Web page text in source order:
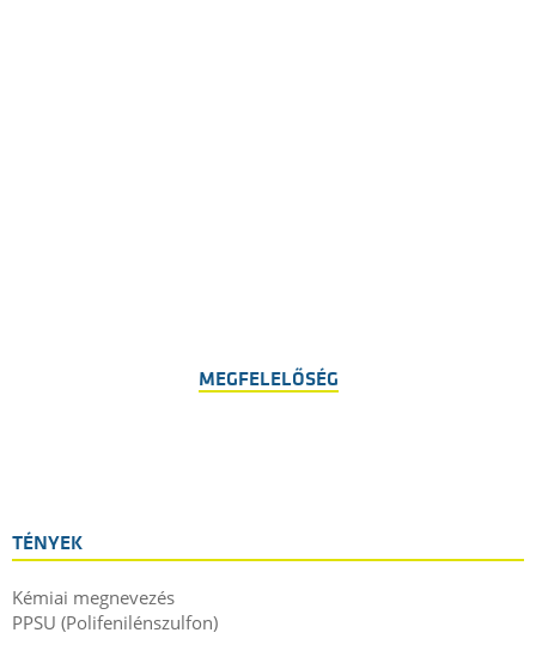
MEGFELELŐSÉG
TÉNYEK
Kémiai megnevezés
PPSU (Polifenilénszulfon)